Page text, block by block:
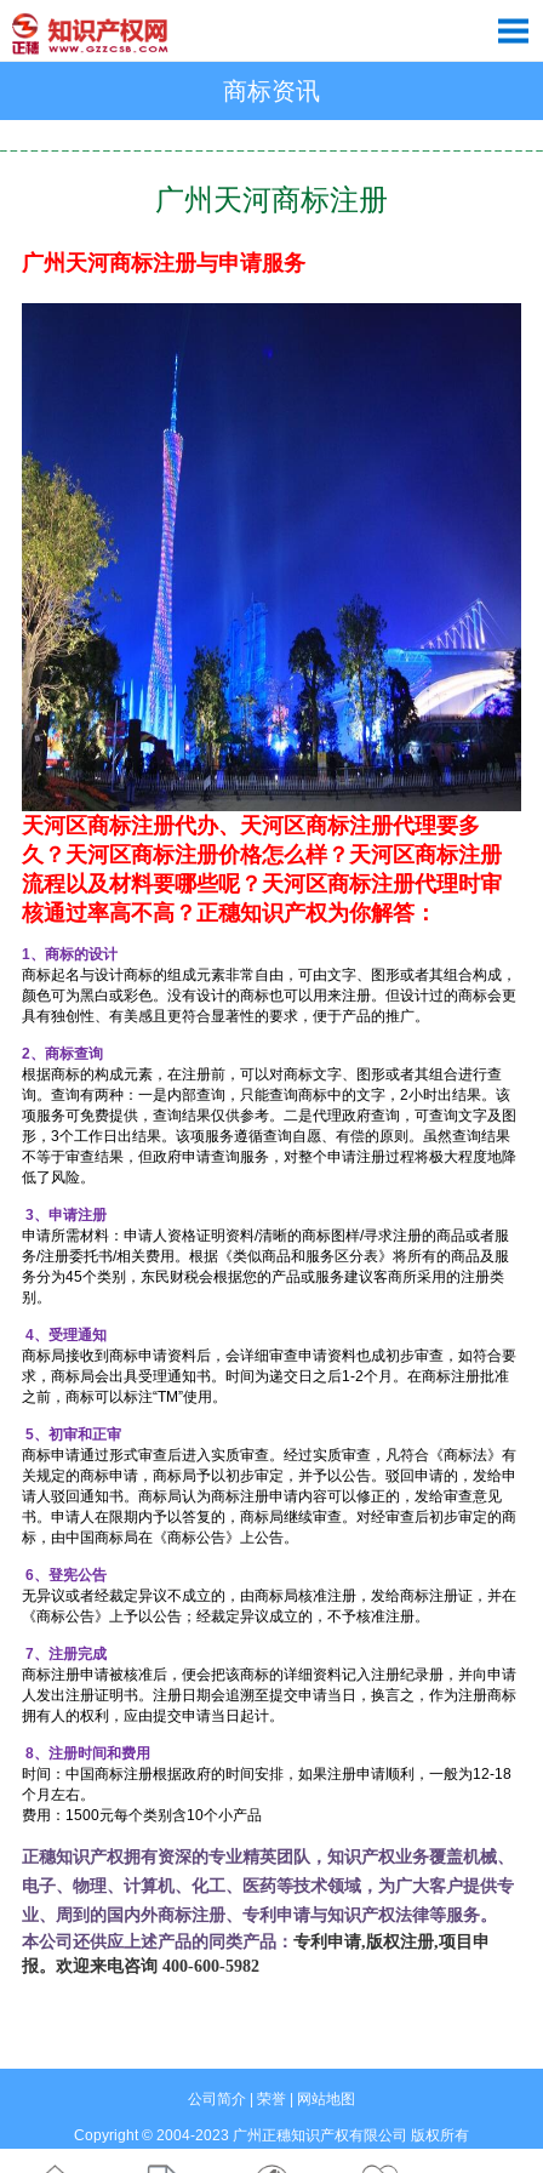
商标资讯
广州天河商标注册
广州天河商标注册与申请服务
天河区商标注册代办、天河区商标注册代理要多
久？天河区商标注册价格怎么样？天河区商标注册
流程以及材料要哪些呢？天河区商标注册代理时审
核通过率高不高？ 正穗知识产权为你解答：
1、商标的设计
商标起名与设计商标的组成元素非常自由，可由文字、图形或者其组合构成，
颜色可为黑白或彩色。没有设计的商标也可以用来注册。但设计过的商标会更
具有独创性、有美感且更符合显著性的要求，便于产品的推广。
2、商标查询
根据商标的构成元素，在注册前，可以对商标文字、图形或者其组合进行查
询。查询有两种：一是内部查询，只能查询商标中的文字，2小时出结果。该
项服务可免费提供，查询结果仅供参考。二是代理政府查询，可查询文字及图
形，3个工作日出结果。该项服务遵循查询自愿、有偿的原则。虽然查询结果
不等于审查结果，但政府申请查询服务，对整个申请注册过程将极大程度地降
低了风险。
3、申请注册
申请所需材料：申请人资格证明资料/清晰的商标图样/寻求注册的商品或者服
务/注册委托书/相关费用。根据《类似商品和服务区分表》将所有的商品及服
务分为45个类别，东民财税会根据您的产品或服务建议客商所采用的注册类
别。
4、受理通知
商标局接收到商标申请资料后，会详细审查申请资料也成初步审查，如符合要
求，商标局会出具受理通知书。时间为递交日之后1-2个月。在商标注册批准
之前，商标可以标注“TM”使用。
5、初审和正审
商标申请通过形式审查后进入实质审查。经过实质审查，凡符合《商标法》有
关规定的商标申请，商标局予以初步审定，并予以公告。驳回申请的，发给申
请人驳回通知书。商标局认为商标注册申请内容可以修正的，发给审查意见
书。申请人在限期内予以答复的，商标局继续审查。对经审查后初步审定的商
标，由中国商标局在《商标公告》上公告。
6、登宪公告
无异议或者经裁定异议不成立的，由商标局核准注册，发给商标注册证，并在
《商标公告》上予以公告；经裁定异议成立的，不予核准注册。
7、注册完成
商标注册申请被核准后，便会把该商标的详细资料记入注册纪录册，并向申请
人发出注册证明书。注册日期会追溯至提交申请当日，换言之，作为注册商标
拥有人的权利，应由提交申请当日起计。
8、注册时间和费用
时间：中国商标注册根据政府的时间安排，如果注册申请顺利，一般为12-18
个月左右。
费用：1500元每个类别含10个小产品
正穗知识产权拥有资深的专业精英团队，知识产权业务覆盖机械、
电子、物理、计算机、化工、医药等技术领域，为广大客户提供专
业、周到的国内外商标注册、专利申请与知识产权法律等服务。
本公司还供应上述产品的同类产品： 专利申请,版权注册,项目申
报。欢迎来电咨询 400-600-5982
公司简介 荣誉 网站地图
Copyright © 2004-2023 广州正穗知识产权有限公司 版权所有